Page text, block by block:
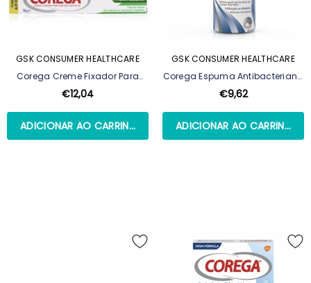
GSK CONSUMER HEALTHCARE
Corega Creme Fixador Para
Prótese Dentária Sem Sabor -
€12,04
ADICIONAR AO CARRINHO
GSK CONSUMER HEALTHCARE
Corega Espuma Antibacteriana
Para Limpeza Da Prótese - 125ml
€9,62
ADICIONAR AO CARRINHO